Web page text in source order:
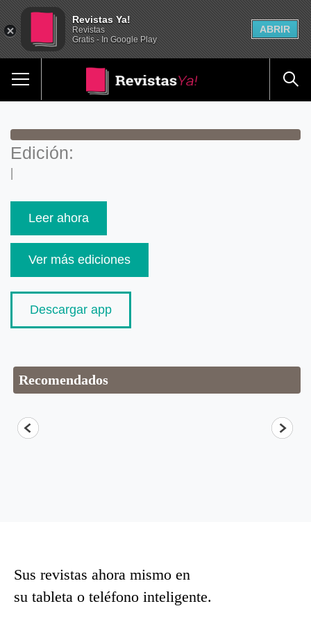
Edición:
|
Leer ahora
Ver más ediciones
Descargar app
Recomendados
Sus revistas ahora mismo en
su tableta o teléfono inteligente.
Revistas Ya!
Revistas
Gratis - In Google Play
ABRIR